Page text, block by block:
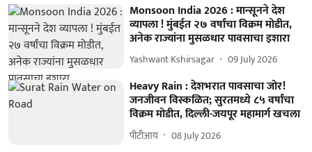
Monsoon India 2026 : मान्सूनने देश
व्यापला ! मुंबईत २७ वर्षांचा विक्रम मोडीत,
अनेक राज्यांना मुसळधार पावसाचा इशारा
Yashwant Kshirsagar 09 July 2026
Heavy Rain : देशभरात पावसाचा जोर!
जनजीवन विस्कळित; सुरतमध्ये ८५ वर्षांचा
विक्रम मोडीत, दिल्ली-जयपूर महामार्ग खचला
पीटीआय 08 July 2026